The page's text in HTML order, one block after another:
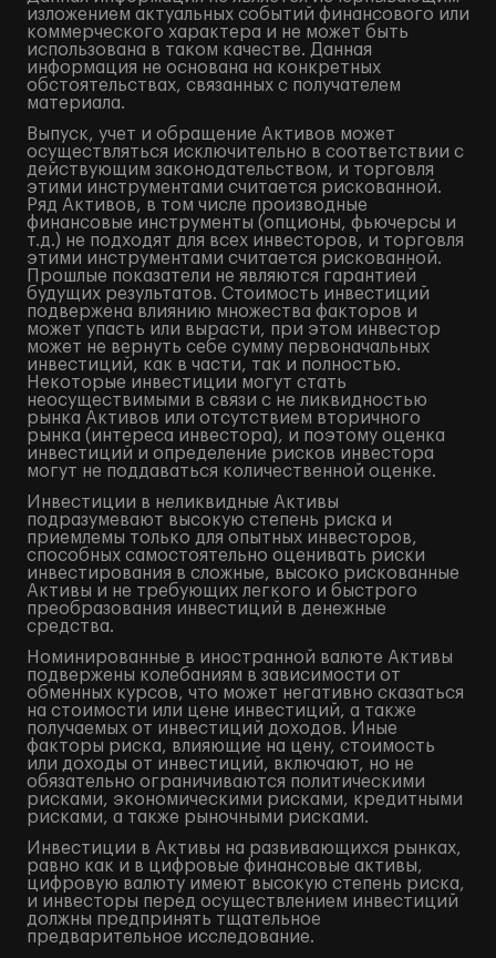
изложением актуальных событий финансового или
коммерческого характера и не может быть
использована в таком качестве. Данная
информация не основана на конкретных
обстоятельствах, связанных с получателем
материала.
Выпуск, учет и обращение Активов может
осуществляться исключительно в соответствии с
действующим законодательством, и торговля
этими инструментами считается рискованной.
Ряд Активов, в том числе производные
финансовые инструменты (опционы, фьючерсы и
т.д.) не подходят для всех инвесторов, и торговля
этими инструментами считается рискованной.
Прошлые показатели не являются гарантией
будущих результатов. Стоимость инвестиций
подвержена влиянию множества факторов и
может упасть или вырасти, при этом инвестор
может не вернуть себе сумму первоначальных
инвестиций, как в части, так и полностью.
Некоторые инвестиции могут стать
неосуществимыми в связи с не ликвидностью
рынка Активов или отсутствием вторичного
рынка (интереса инвестора), и поэтому оценка
инвестиций и определение рисков инвестора
могут не поддаваться количественной оценке.
Инвестиции в неликвидные Активы
подразумевают высокую степень риска и
приемлемы только для опытных инвесторов,
способных самостоятельно оценивать риски
инвестирования в сложные, высоко рискованные
Активы и не требующих легкого и быстрого
преобразования инвестиций в денежные
средства.
Номинированные в иностранной валюте Активы
подвержены колебаниям в зависимости от
обменных курсов, что может негативно сказаться
на стоимости или цене инвестиций, а также
получаемых от инвестиций доходов. Иные
факторы риска, влияющие на цену, стоимость
или доходы от инвестиций, включают, но не
обязательно ограничиваются политическими
рисками, экономическими рисками, кредитными
рисками, а также рыночными рисками.
Инвестиции в Активы на развивающихся рынках,
равно как и в цифровые финансовые активы,
цифровую валюту имеют высокую степень риска,
и инвесторы перед осуществлением инвестиций
должны предпринять тщательное
предварительное исследование.